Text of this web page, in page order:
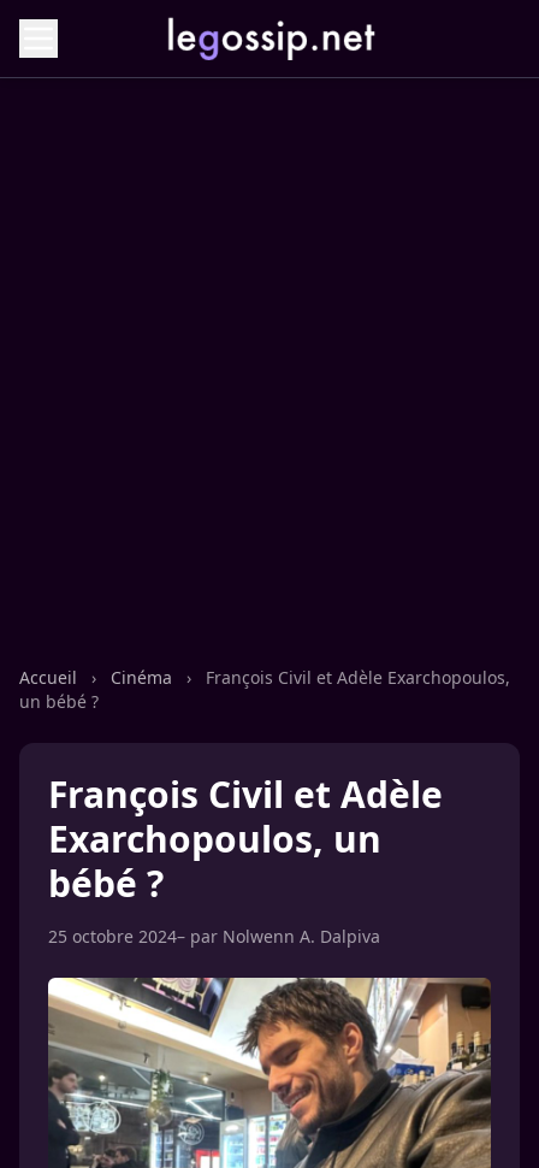
Accueil › Cinéma ›
François Civil et Adèle Exarchopoulos,
un bébé ?
François Civil et Adèle
Exarchopoulos, un
bébé ?
25 octobre 2024– par Nolwenn A. Dalpiva